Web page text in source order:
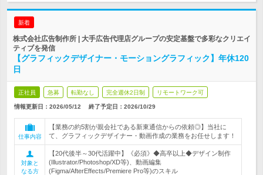
新着
株式会社広告制作所 | 大手広告代理店グループの安定基盤で多彩なクリエイ
ティブを発信
【グラフィックデザイナー・モーショングラフィック】年休120
日
正社員 急募 転勤なし 完全週休2日制 リモートワーク可
情報更新日：2026/05/12 終了予定日： 2026/10/29
仕事内容
【業務の約5割が親会社である新東通信からの依頼◎】当社に
て、グラフィックデザイナー・動画作成の業務をお任せします！
対象と
なる方
【20代後半～30代活躍中】《必須》◆高卒以上◆デザイン制作
(Illustrator/Photoshop/XD等)、動画編集
(Figma/AfterEffects/Premiere Pro等)のスキル